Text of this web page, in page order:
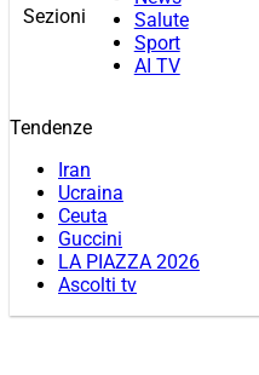
Sezioni
Salute
Sport
AI TV
Tendenze
Iran
Ucraina
Ceuta
Guccini
LA PIAZZA 2026
Ascolti tv